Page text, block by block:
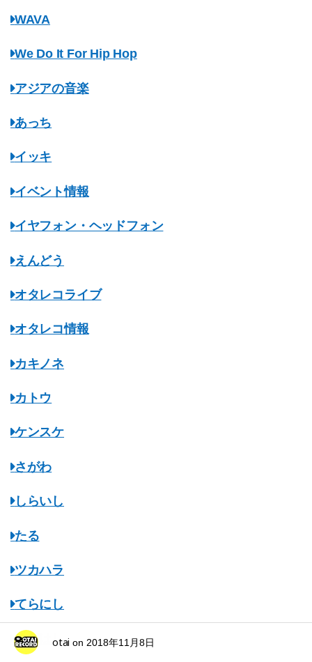
WAVA
We Do It For Hip Hop
アジアの音楽
あっち
イッキ
イベント情報
イヤフォン・ヘッドフォン
えんどう
オタレコライブ
オタレコ情報
カキノネ
カトウ
ケンスケ
さがわ
しらいし
たる
ツカハラ
てらにし
ながはし
otai on 2018年11月8日